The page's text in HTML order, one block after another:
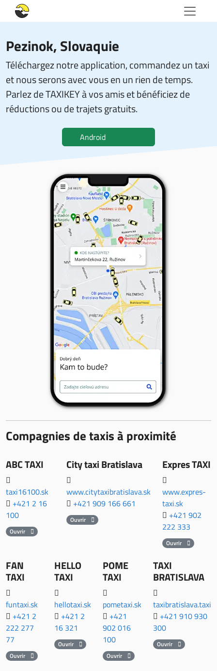
Pezinok, Slovaquie
Téléchargez notre application, commandez un taxi
et nous serons avec vous en un rien de temps.
Parlez de TAXIKEY à vos amis et bénéficiez de
réductions ou de trajets gratuits.
Android
Compagnies de taxis à proximité
ABC TAXI
taxi16100.sk
+421 2 16
100
Ouvrir
City taxi Bratislava
www.citytaxibratislava.sk
+421 909 166 661
Ouvrir
Expres TAXI
www.expres-
taxi.sk
+421 902
222 333
Ouvrir
FAN
TAXI
funtaxi.sk
+421 2
222 277
77
Ouvrir
HELLO
TAXI
hellotaxi.sk
+421 2
16 321
Ouvrir
POME
TAXI
pometaxi.sk
+421
902 016
100
Ouvrir
TAXI
BRATISLAVA
taxibratislava.taxi
+421 910 930
300
Ouvrir